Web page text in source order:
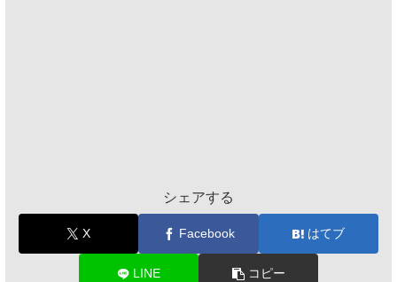
シェアする
X Facebook はてブ
LINE コピー